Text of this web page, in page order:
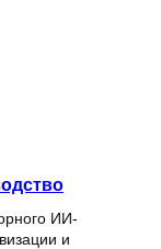
ИИ-
и